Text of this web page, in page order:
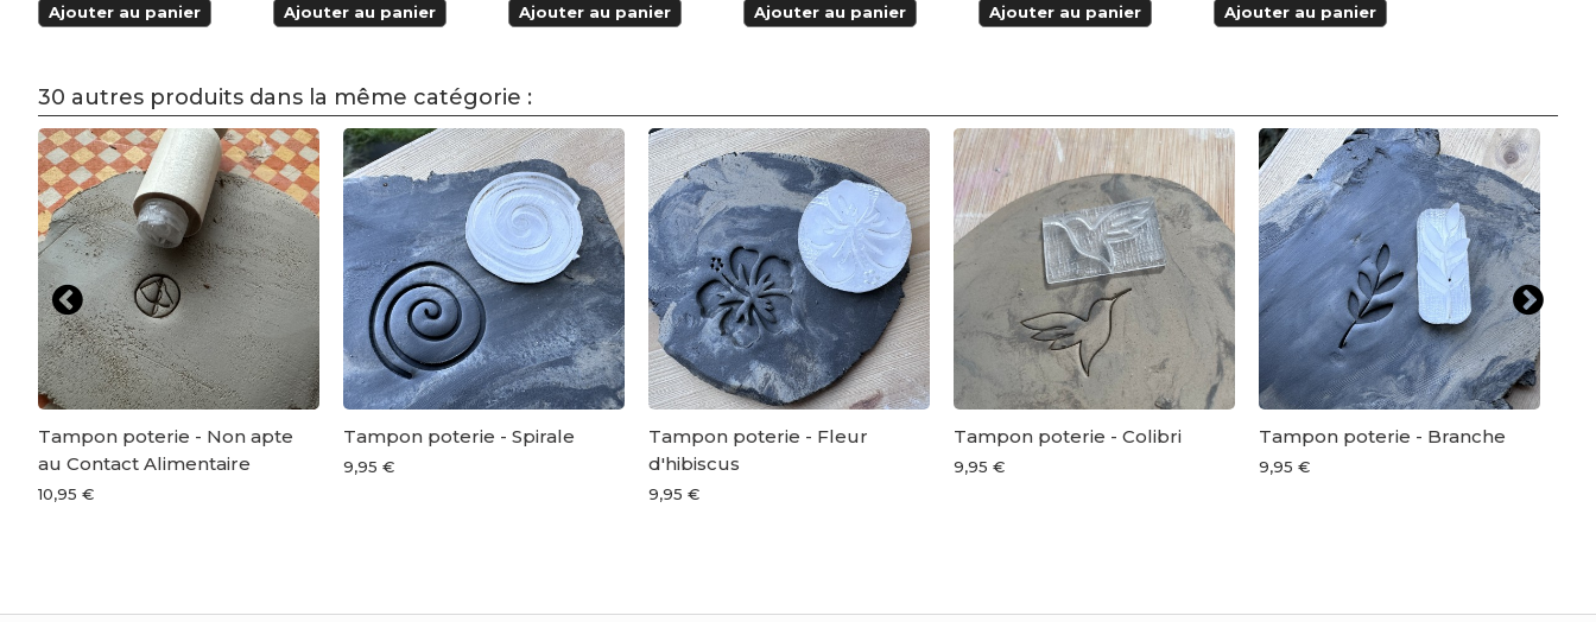
Ajouter au panier
Ajouter au panier
Ajouter au panier
Ajouter au panier
Ajouter au panier
Ajouter au panier
30 autres produits dans la même catégorie :
Tampon poterie - Non apte
au Contact Alimentaire
10,95 €
Tampon poterie - Spirale
9,95 €
Tampon poterie - Fleur
d'hibiscus
9,95 €
Tampon poterie - Colibri
9,95 €
Tampon poterie - Branche
9,95 €